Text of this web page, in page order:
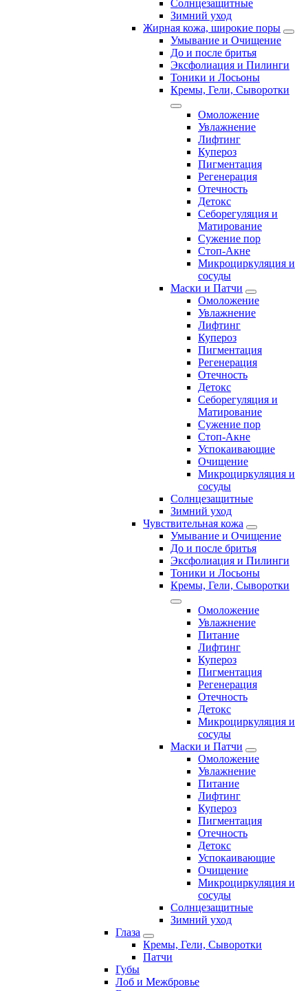
Солнцезащитные
Зимний уход
Жирная кожа, широкие поры
Умывание и Очищение
До и после бритья
Эксфолиация и Пилинги
Тоники и Лосьоны
Кремы, Гели, Сыворотки
Омоложение
Увлажнение
Лифтинг
Купероз
Пигментация
Регенерация
Отечность
Детокс
Себорегуляция и
Матирование
Сужение пор
Стоп-Акне
Микроциркуляция и
сосуды
Маски и Патчи
Омоложение
Увлажнение
Лифтинг
Купероз
Пигментация
Регенерация
Отечность
Детокс
Себорегуляция и
Матирование
Сужение пор
Стоп-Акне
Успокаивающие
Очищение
Микроциркуляция и
сосуды
Солнцезащитные
Зимний уход
Чувствительная кожа
Умывание и Очищение
До и после бритья
Эксфолиация и Пилинги
Тоники и Лосьоны
Кремы, Гели, Сыворотки
Омоложение
Увлажнение
Питание
Лифтинг
Купероз
Пигментация
Регенерация
Отечность
Детокс
Микроциркуляция и
сосуды
Маски и Патчи
Омоложение
Увлажнение
Питание
Лифтинг
Купероз
Пигментация
Отечность
Детокс
Успокаивающие
Очищение
Микроциркуляция и
сосуды
Солнцезащитные
Зимний уход
Глаза
Кремы, Гели, Сыворотки
Патчи
Губы
Лоб и Межбровье